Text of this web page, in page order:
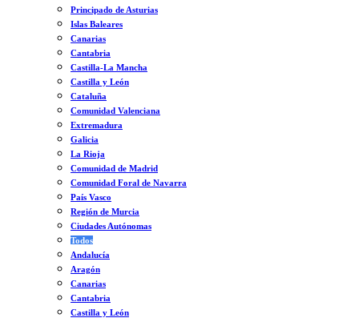
Principado de Asturias
Islas Baleares
Canarias
Cantabria
Castilla-La Mancha
Castilla y León
Cataluña
Comunidad Valenciana
Extremadura
Galicia
La Rioja
Comunidad de Madrid
Comunidad Foral de Navarra
País Vasco
Región de Murcia
Ciudades Autónomas
Todos
Andalucía
Aragón
Canarias
Cantabria
Castilla y León